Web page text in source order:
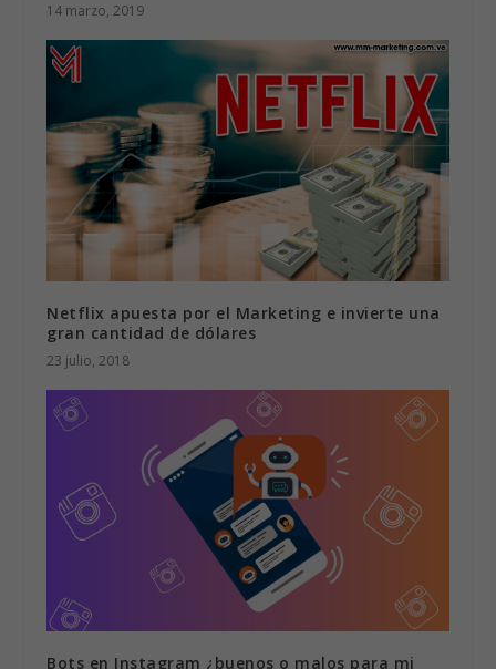
14 marzo, 2019
Netflix apuesta por el Marketing e invierte una
gran cantidad de dólares
23 julio, 2018
Bots en Instagram ¿buenos o malos para mi